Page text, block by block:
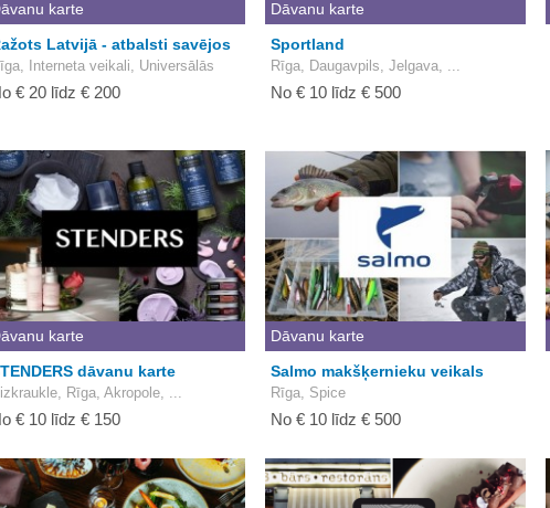
karte
Latvijā - atbalsti savējos
Interneta veikali, Universālās
€ 20 līdz € 200
Dāvanu karte
Sportland
Rīga, Daugavpils, Jelgava, ...
No € 10 līdz € 500
karte
dāvanu karte
Rīga, Akropole, ...
€ 10 līdz € 150
Dāvanu karte
Salmo makšķernieku veikals
Rīga, Spice
No € 10 līdz € 500